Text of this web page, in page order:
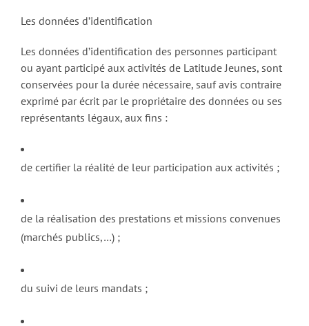
Les données d’identification
Les données d’identification des personnes participant
ou ayant participé aux activités de Latitude Jeunes, sont
conservées pour la durée nécessaire, sauf avis contraire
exprimé par écrit par le propriétaire des données ou ses
représentants légaux, aux fins :
de certifier la réalité de leur participation aux activités ;
de la réalisation des prestations et missions convenues
(marchés publics,…) ;
du suivi de leurs mandats ;